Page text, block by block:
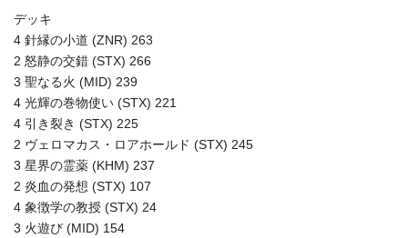
デッキ
4 針縁の小道 (ZNR) 263
2 怒静の交錯 (STX) 266
3 聖なる火 (MID) 239
4 光輝の巻物使い (STX) 221
4 引き裂き (STX) 225
2 ヴェロマカス・ロアホールド (STX) 245
3 星界の霊薬 (KHM) 237
2 炎血の発想 (STX) 107
4 象徴学の教授 (STX) 24
3 火遊び (MID) 154